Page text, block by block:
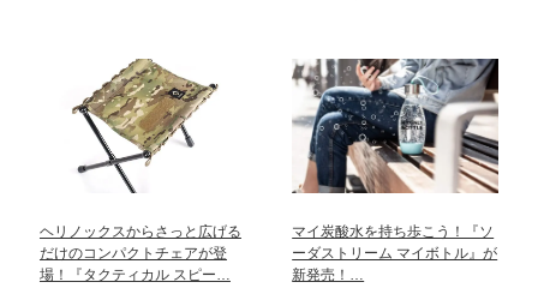
ヘリノックスからさっと広げる
だけのコンパクトチェアが登
場！『タクティカル スピー…
マイ炭酸水を持ち歩こう！『ソ
ーダストリーム マイボトル』が
新発売！…